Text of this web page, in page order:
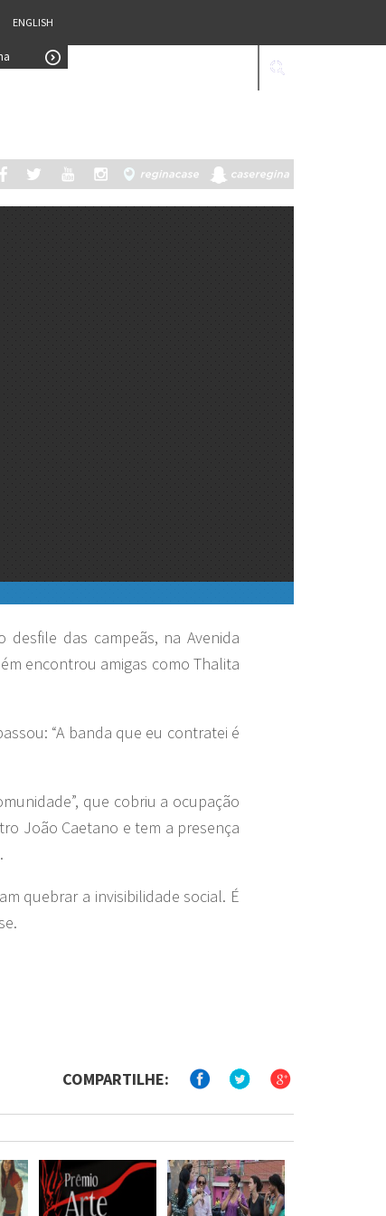
ENGLISH
desfile das campeãs, na Avenida
encontrou amigas como Thalita
“A banda que eu contratei é
que cobriu a ocupação
João Caetano e tem a presença
quebrar a invisibilidade social. É
COMPARTILHE: